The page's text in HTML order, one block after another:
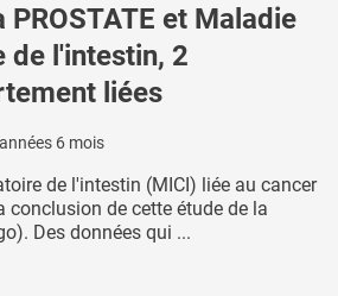
PROSTATE et Maladie
de l'intestin, 2
liées
6 mois
de l'intestin (MICI) liée au cancer
conclusion de cette étude de la
Des données qui ...